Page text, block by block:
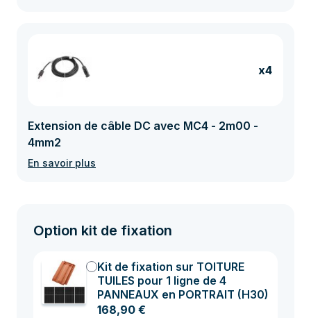
x4
Extension de câble DC avec MC4 - 2m00 -
4mm2
En savoir plus
Option kit de fixation
Kit de fixation sur TOITURE
TUILES pour 1 ligne de 4
PANNEAUX en PORTRAIT (H30)
168,90 €